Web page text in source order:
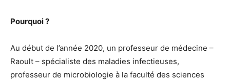
Pourquoi ?
Au début de l’année 2020, un professeur de médecine –
Raoult – spécialiste des maladies infectieuses,
professeur de microbiologie à la faculté des sciences